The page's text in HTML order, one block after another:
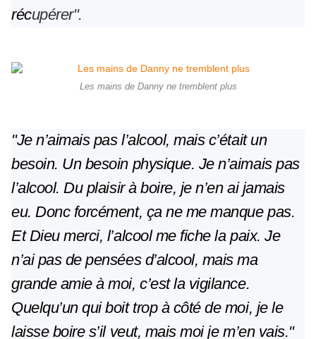
récupérer".
Les mains de Danny ne tremblent plus
"Je n’aimais pas l’alcool, mais c’était un
besoin. Un besoin physique. Je n’aimais pas
l’alcool. Du plaisir à boire, je n’en ai jamais
eu. Donc forcément, ça ne me manque pas.
Et Dieu merci, l’alcool me fiche la paix. Je
n’ai pas de pensées d’alcool, mais ma
grande amie à moi, c’est la vigilance.
Quelqu’un qui boit trop à côté de moi, je le
laisse boire s’il veut, mais moi je m’en vais."